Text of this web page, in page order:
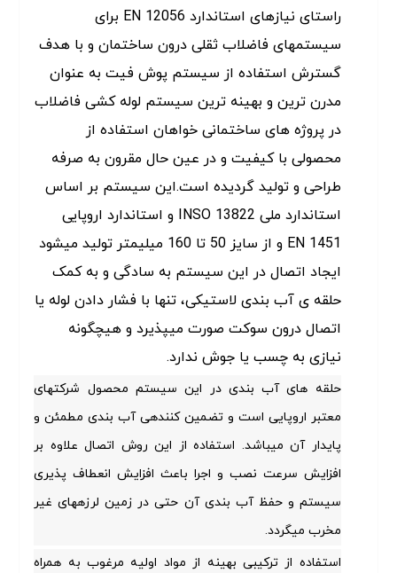
راستای نیازهای استاندارد 12056 EN برای
سیستمهای فاضلاب ثقلی درون ساختمان و با هدف
گسترش استفاده از سیستم پوش فیت به عنوان
مدرن ترین و بهینه ترین سیستم لوله کشی فاضلاب
در پروژه های ساختمانی خواهان استفاده از
محصولی با کیفیت و در عین حال مقرون به صرفه
طراحی و تولید گردیده است.این سیستم بر اساس
استاندارد ملی 13822 INSO و استاندارد اروپایی
1451 EN و از سایز 50 تا 160 میلیمتر تولید میشود
ایجاد اتصال در این سیستم به سادگی و به کمک
حلقه ی آب بندی لاستیکی، تنها با فشار دادن لوله یا
اتصال درون سوکت صورت میپذیرد و هیچگونه
نیازی به چسب یا جوش ندارد.
حلقه های آب بندی در این سیستم محصول شرکتهای
معتبر اروپایی است و تضمین کنندهی آب بندی مطمئن و
پایدار آن میباشد. استفاده از این روش اتصال علاوه بر
افزایش سرعت نصب و اجرا باعث افزایش انعطاف پذیری
سیستم و حفظ آب بندی آن حتی در زمین لرزههای غیر
مخرب میگردد.
استفاده از ترکیبی بهینه از مواد اولیه مرغوب به همراه